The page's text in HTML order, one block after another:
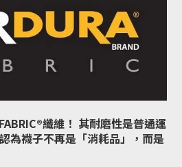
纖維！ 其耐磨性是普通運
為襪子不再是「消耗品」，而是